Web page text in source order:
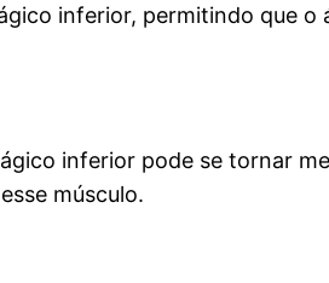
inferior, permitindo que
inferior pode se tornar
músculo.